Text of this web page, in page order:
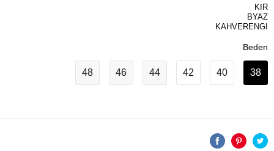
KIR
BYAZ
KAHVERENGI
Beden
38
40
42
44
46
48